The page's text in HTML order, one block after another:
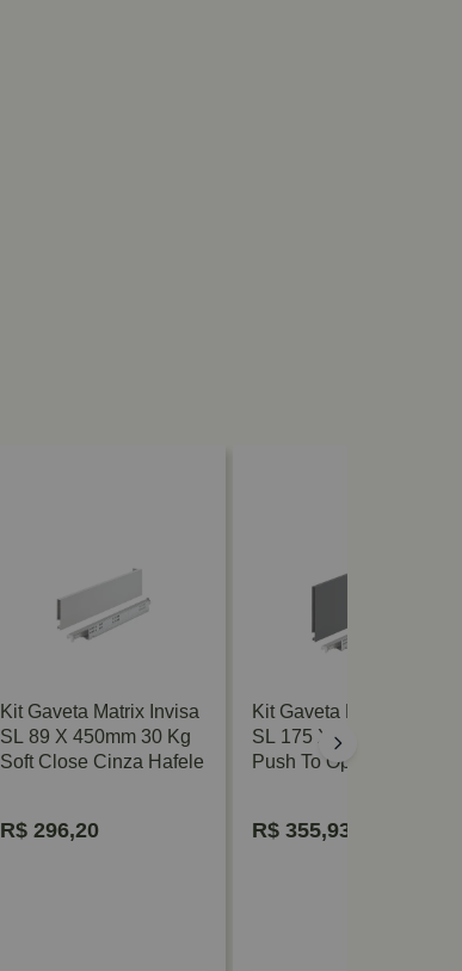
Kit Gaveta Matrix Invisa
SL 89 X 450mm 30 Kg
Soft Close Cinza Hafele
R$ 296,20
Kit Gaveta Matrix Invisa
SL 175 X 550mm 30 Kg
Push To Open Antrácito
R$ 355,93